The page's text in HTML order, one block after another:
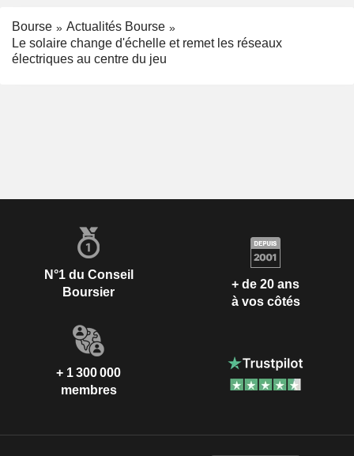
Bourse
Actualités Bourse
Le solaire change d'échelle et remet les réseaux
électriques au centre du jeu
N°1 du Conseil
Boursier
+ de 20 ans
à vos côtés
+ 1 300 000
membres